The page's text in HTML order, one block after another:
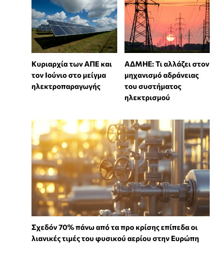
Κυριαρχία των ΑΠΕ και
τον Ιούνιο στο μείγμα
ηλεκτροπαραγωγής
ΑΔΜΗΕ: Τι αλλάζει στον
μηχανισμό αδράνειας
του συστήματος
ηλεκτρισμού
Σχεδόν 70% πάνω από τα προ κρίσης επίπεδα οι
λιανικές τιμές του φυσικού αερίου στην Ευρώπη